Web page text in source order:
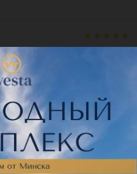
с нуля в Древо знаний.
Получила массу